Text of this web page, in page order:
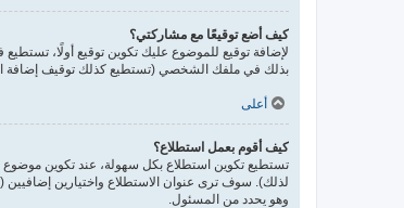
كيف أضع توقيعًا مع مشاركتي؟
لإضافة توقيع للموضوع عليك تكوين توقيع أولًا،
بذلك في ملفك الشخصي (تستطيع كذلك توقيف إضافة
أعلى
كيف أقوم بعمل استطلاع؟
تستطيع تكوين استطلاع بكل سهولة، عند تكوين
لذلك). سوف ترى عنوان الاستطلاع واختيارين
وهو يحدد من المسئول.